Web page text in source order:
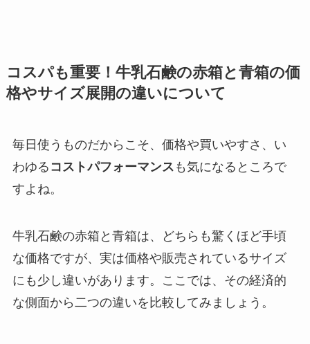
コスパも重要！牛乳石鹸の赤箱と青箱の価
格やサイズ展開の違いについて
毎日使うものだからこそ、価格や買いやすさ、い
わゆる コストパフォーマンス も気になるところで
すよね。
牛乳石鹸の赤箱と青箱は、どちらも驚くほど手頃
な価格ですが、実は価格や販売されているサイズ
にも少し違いがあります。ここでは、その経済的
な側面から二つの違いを比較してみましょう。